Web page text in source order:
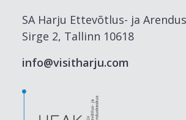
SA Harju Ettevõtlus- ja
Sirge 2, Tallinn 10618
info@visitharju.com